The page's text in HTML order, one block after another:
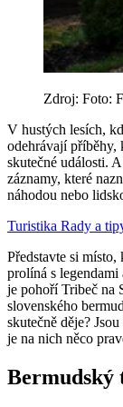
Zdroj: Foto:
V hustých lesích,
odehrávají příběhy,
skutečné události.
záznamy, které
náhodou nebo
Turistika Rady a
Představte si místo,
prolíná s
je pohoří Tribeč na
slovenského
skutečně děje?
je na nich něco
Bermudský